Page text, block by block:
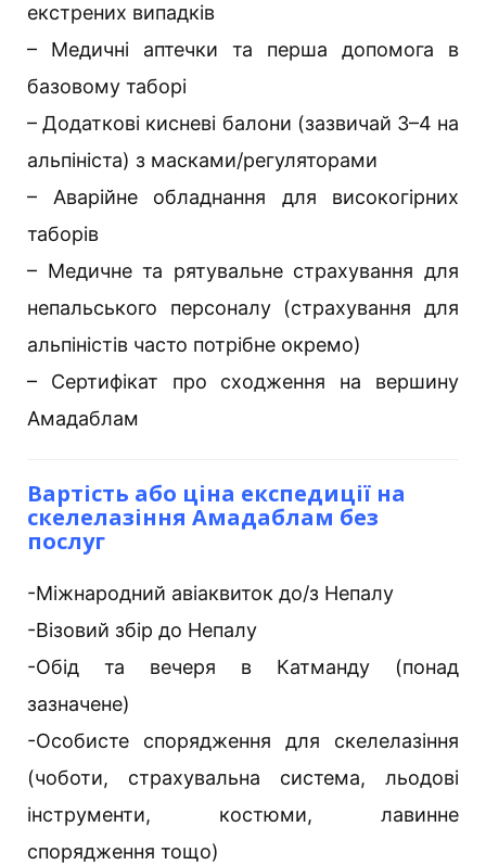
екстрених випадків
– Медичні аптечки та перша допомога в
базовому таборі
– Додаткові кисневі балони (зазвичай 3–4 на
альпініста) з масками/регуляторами
– Аварійне обладнання для високогірних
таборів
– Медичне та рятувальне страхування для
непальського персоналу (страхування для
альпіністів часто потрібне окремо)
– Сертифікат про сходження на вершину
Амадаблам
Вартість або ціна експедиції на
скелелазіння Амадаблам без
послуг
-Міжнародний авіаквиток до/з Непалу
-Візовий збір до Непалу
-Обід та вечеря в Катманду (понад
зазначене)
-Особисте спорядження для скелелазіння
(чоботи, страхувальна система, льодові
інструменти, костюми, лавинне
спорядження тощо)